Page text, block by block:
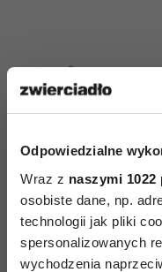
Odpowiedzialne
Wraz z naszymi
osobiste dane, np.
technologii jak pliki
spersonalizowanych
wychodzenia